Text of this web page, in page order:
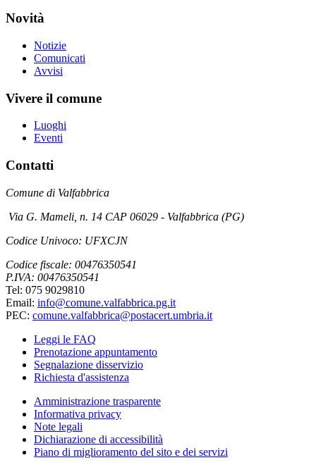
Novità
Notizie
Comunicati
Avvisi
Vivere il comune
Luoghi
Eventi
Contatti
Comune di Valfabbrica
Via G. Mameli, n. 14 CAP 06029 - Valfabbrica (PG)
Codice Univoco: UFXCJN
Codice fiscale: 00476350541
P.IVA: 00476350541
Tel: 075 9029810
Email: info@comune.valfabbrica.pg.it
PEC: comune.valfabbrica@postacert.umbria.it
Leggi le FAQ
Prenotazione appuntamento
Segnalazione disservizio
Richiesta d'assistenza
Amministrazione trasparente
Informativa privacy
Note legali
Dichiarazione di accessibilità
Piano di miglioramento del sito e dei servizi